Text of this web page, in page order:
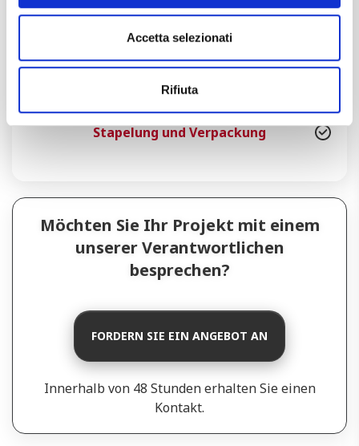
Accetta selezionati
Rifiuta
Formgebung und Biegung
Laser- und Plasmaschnitt und
Schweißung
Stapelung und Verpackung
Möchten Sie Ihr Projekt mit einem
unserer Verantwortlichen
besprechen?
FORDERN SIE EIN ANGEBOT AN
Innerhalb von 48 Stunden erhalten Sie einen
Kontakt.